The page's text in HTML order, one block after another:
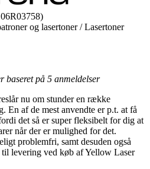
og lasertoner / Lasertoner
baseret på 5 anmeldelser
nu om stunder en række
En af de mest anvendte er p.t. at få
det så er super fleksibelt for dig at
når der er mulighed for det.
problemfri, samt desuden også
levering ved køb af Yellow Laser